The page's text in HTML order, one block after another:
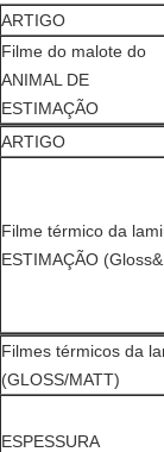
ARTIGO
Filme do malote do
ANIMAL DE
ESTIMAÇÃO
ARTIGO
Filme térmico da
ESTIMAÇÃO
Filmes térmicos da
(GLOSS/MATT)
ESPESSURA